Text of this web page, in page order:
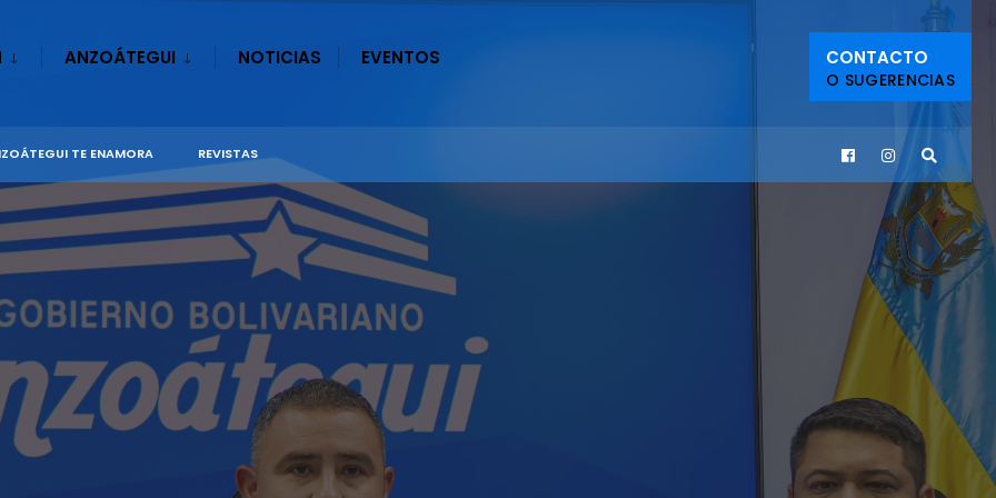
ANZOÁTEGUI NOTICIAS EVENTOS CONTACTO
O SUGERENCIAS
TE ENAMORA REVISTAS